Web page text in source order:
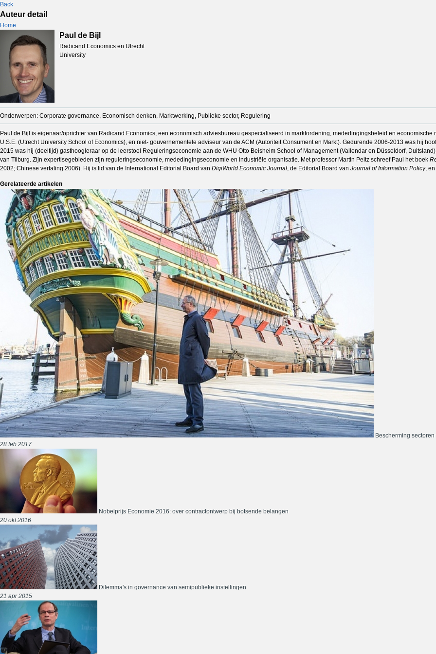
Back
Auteur detail
Home
Paul de Bijl
Radicand Economics en Utrecht
University
Onderwerpen: Corporate governance, Economisch denken, Marktwerking, Publieke sector, Regulering
Paul de Bijl is eigenaar/oprichter van Radicand Economics, een economisch adviesbureau gespecialiseerd in marktordening, mededingingsbeleid en
U.S.E. (Utrecht University School of Economics), en niet- gouvernementele adviseur van de ACM (Autoriteit Consument en Markt). Gedurende 2006-2013 was hij
2015 was hij (deeltijd) gasthoogleraar op de leerstoel Reguleringseconomie aan de WHU Otto Beisheim School of Management (Vallendar en Düsseldorf,
van Tilburg. Zijn expertisegebieden zijn reguleringseconomie, mededingingseconomie en industriële organisatie. Met professor Martin Peitz schreef Paul het boek
2002; Chinese vertaling 2006). Hij is lid van de International Editorial Board van DigiWorld Economic Journal, de Editorial Board van Journal of Information Policy,
Gerelateerde artikelen
Bescherming
28 feb 2017
Nobelprijs Economie 2016: over contractontwerp bij botsende belangen
20 okt 2016
Dilemma's in governance van semipublieke instellingen
21 apr 2015